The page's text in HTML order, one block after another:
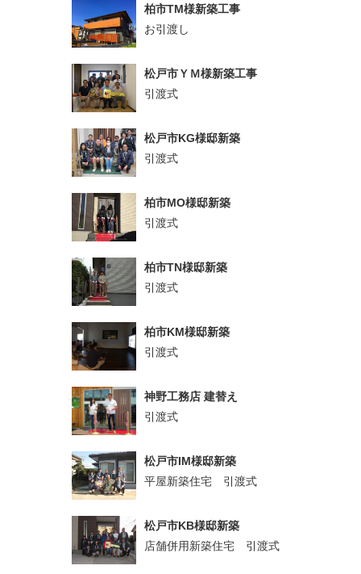
柏市TM様新築工事
お引渡し
松戸市ＹＭ様新築工事
引渡式
松戸市KG様邸新築
引渡式
柏市MO様邸新築
引渡式
柏市TN様邸新築
引渡式
柏市KM様邸新築
引渡式
神野工務店 建替え
引渡式
松戸市IM様邸新築
平屋新築住宅 引渡式
松戸市KB様邸新築
店舗併用新築住宅 引渡式